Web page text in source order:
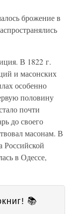
брожение в
В 1822 г.
и масонских
особенно
половину
почти
до своего
масонам. В
Российской
в Одессе,
📚